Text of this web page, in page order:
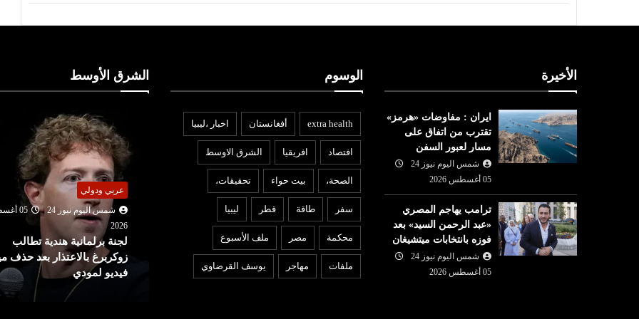
الأخيرة
ايران : مفاوضات «هرمز»
تقترب من اتفاق على
مسار لعبور السفن
شمس اليوم نيوز 24
05 أغسطس 2026
ترامب يهاجم المصري
«عبد الرحمن السيد» بعد
فوزه بانتخابات ميتشيغان
شمس اليوم نيوز 24
05 أغسطس 2026
الوسوم
extra health أفغانستان اخبار ،ليبيا
افتصاد افريقيا الشرق الاوسط
الصحة، بيت حواء تحقيقات،
سفر طاقة قطر ليبيا
محكمة مصر ملف الأسبوع
ملفات مهاجر يوسف القرضاوي
الشرق الأوسط
05 أغسطس
شمس اليوم نيوز 24
05 أغسطس
2026
الجيش الإسرائيلي يرفض
الانسحاب من غزة.. نتنياهو:
المسودة الأمريكية ليست ا...
عربي ودولي
شمس اليوم نيوز 24
2026
لجنة برلمانية هندية تطالب
زوكربرغ بالاعتذار بعد حذف ميتا
فيديو لمودي
عربي ودولي
شمس اليوم نيوز 24
2026
لندن : طعن 4 أشخاص
مشتبه بها